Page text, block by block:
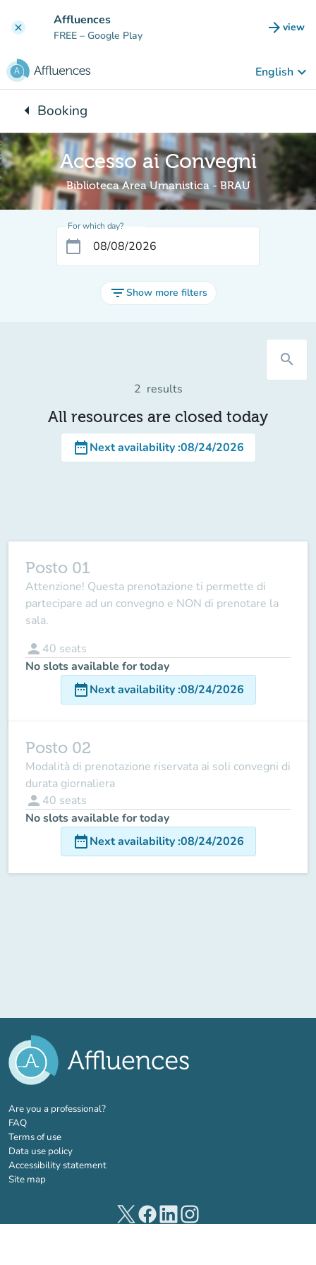
clear Affluences
FREE – Google Play arrow_forward view
(new
English keyboard_arrow_down
arrow_leftBack to:
Booking
Accesso ai Convegni
Biblioteca Area Umanistica - BRAU
For which day?
calendar_today
filter_listShow more filters
search
2 results
All resources are closed today
date_rangeNext availability:08/24/2026
Posto 01
Attenzione! Questa prenotazione ti permette di
partecipare ad un convegno e NON di prenotare la
sala.
person 40 seats
No slots available for today
date_rangeNext availability:08/24/2026
Posto 02
Modalità di prenotazione riservata ai soli convegni di
durata giornaliera
person 40 seats
No slots available for today
date_rangeNext availability:08/24/2026
Are you a professional?(new tab)
FAQ
Terms of use
Data use policy
Accessibility statement
Site map
(new tab)(new tab)(new tab)